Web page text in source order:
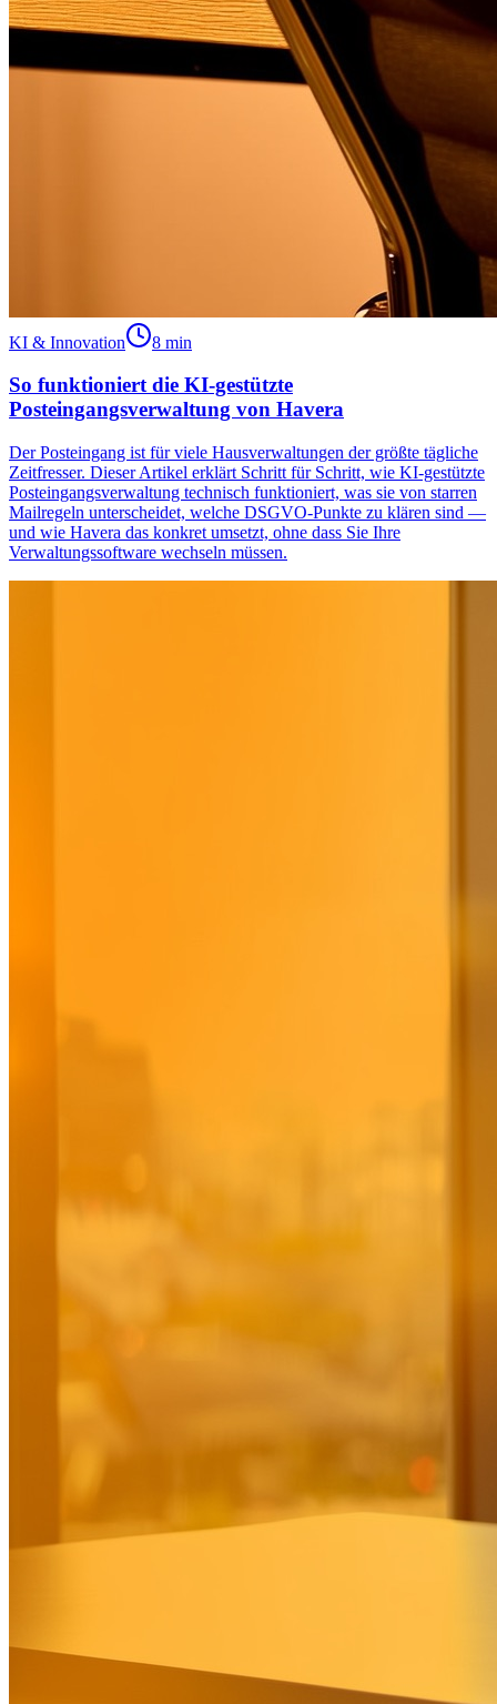
KI & Innovation 8 min
So funktioniert die KI-gestützte
Posteingangsverwaltung von Havera
Der Posteingang ist für viele Hausverwaltungen der größte tägliche
Zeitfresser. Dieser Artikel erklärt Schritt für Schritt, wie KI-gestützte
Posteingangsverwaltung technisch funktioniert, was sie von starren
Mailregeln unterscheidet, welche DSGVO-Punkte zu klären sind —
und wie Havera das konkret umsetzt, ohne dass Sie Ihre
Verwaltungssoftware wechseln müssen.